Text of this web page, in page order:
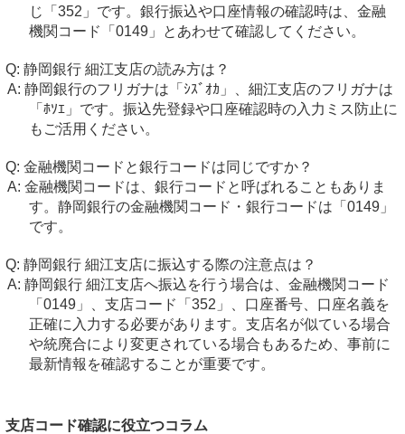
じ「352」です。銀行振込や口座情報の確認時は、金融
機関コード「0149」とあわせて確認してください。
静岡銀行 細江支店の読み方は？
静岡銀行のフリガナは「ｼｽﾞｵｶ」、細江支店のフリガナは
「ﾎｿｴ」です。振込先登録や口座確認時の入力ミス防止に
もご活用ください。
金融機関コードと銀行コードは同じですか？
金融機関コードは、銀行コードと呼ばれることもありま
す。静岡銀行の金融機関コード・銀行コードは「0149」
です。
静岡銀行 細江支店に振込する際の注意点は？
静岡銀行 細江支店へ振込を行う場合は、金融機関コード
「0149」、支店コード「352」、口座番号、口座名義を
正確に入力する必要があります。支店名が似ている場合
や統廃合により変更されている場合もあるため、事前に
最新情報を確認することが重要です。
支店コード確認に役立つコラム